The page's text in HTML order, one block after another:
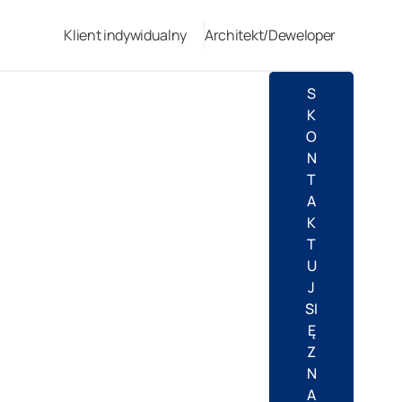
Klient indywidualny Architekt/Deweloper
S
K
O
N
T
A
K
T
U
J
SI
Ę
Z
N
A